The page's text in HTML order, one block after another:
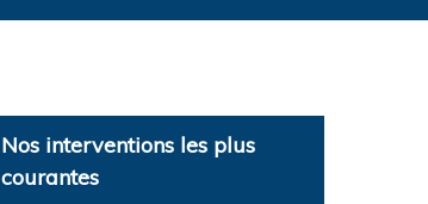
Nos interventions les plus
courantes